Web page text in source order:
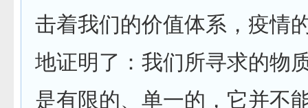
击着我们的价值体系，疫情
地证明了：我们所寻求的物
是有限的、单一的，它并不